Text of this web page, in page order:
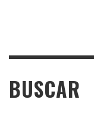
BUSCAR